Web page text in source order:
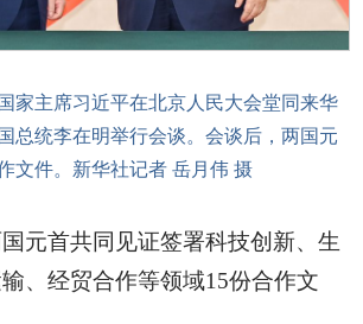
家主席习近平在北京人民大会堂同来华
总统李在明举行会谈。会谈后，两国元
文件。新华社记者 岳月伟 摄
元首共同见证签署科技创新、生
、经贸合作等领域15份合作文